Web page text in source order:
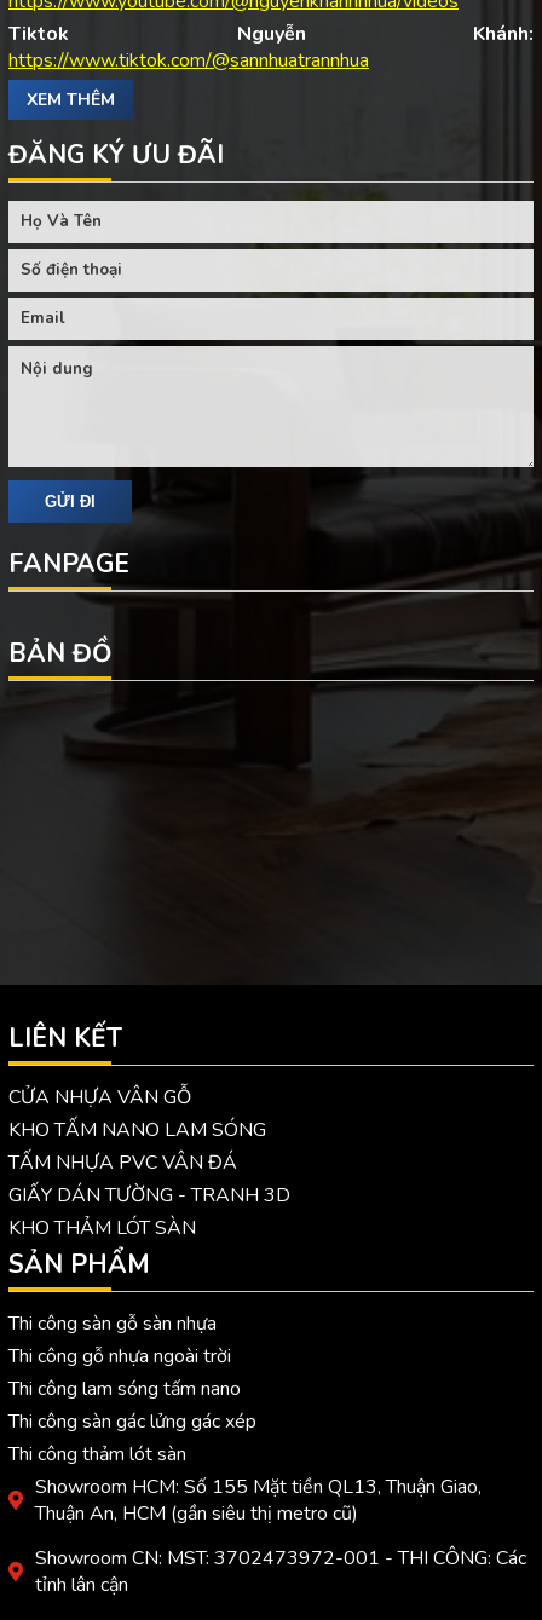
Tiktok Nguyễn Khánh:
https://www.tiktok.com/@sannhuatrannhua
XEM THÊM
ĐĂNG KÝ ƯU ĐÃI
FANPAGE
BẢN ĐỒ
LIÊN KẾT
CỬA NHỰA VÂN GỖ
KHO TẤM NANO LAM SÓNG
TẤM NHỰA PVC VÂN ĐÁ
GIẤY DÁN TƯỜNG - TRANH 3D
KHO THẢM LÓT SÀN
SẢN PHẨM
Thi công sàn gỗ sàn nhựa
Thi công gỗ nhựa ngoài trời
Thi công lam sóng tấm nano
Thi công sàn gác lửng gác xép
Thi công thảm lót sàn
Showroom HCM: Số 155 Mặt tiền QL13, Thuận Giao,
Thuận An, HCM (gần siêu thị metro cũ)
Showroom CN: MST: 3702473972-001 - THI CÔNG: Các
tỉnh lân cận